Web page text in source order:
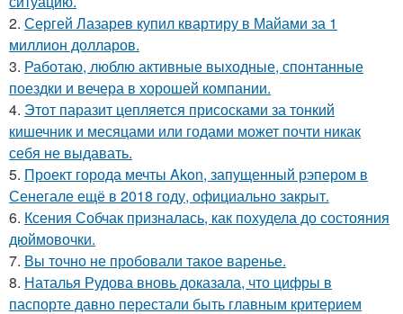
2. Сергей Лазарев купил квартиру в Майами за 1
миллион долларов.
3. Работаю, люблю активные выходные, спонтанные
поездки и вечера в хорошей компании.
4. Этот паразит цепляется присосками за тонкий
кишечник и месяцами или годами может почти никак
себя не выдавать.
5. Проект города мечты Akon, запущенный рэпером в
Сенегале ещё в 2018 году, официально закрыт.
6. Ксения Собчак призналась, как похудела до состояния
дюймовочки.
7. Вы точно не пробовали такое варенье.
8. Наталья Рудова вновь доказала, что цифры в
паспорте давно перестали быть главным критерием